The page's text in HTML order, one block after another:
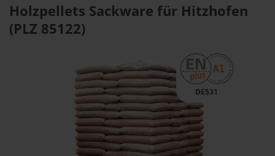
Holzpellets Sackware für Hitzhofen
(PLZ 85122)
DE531